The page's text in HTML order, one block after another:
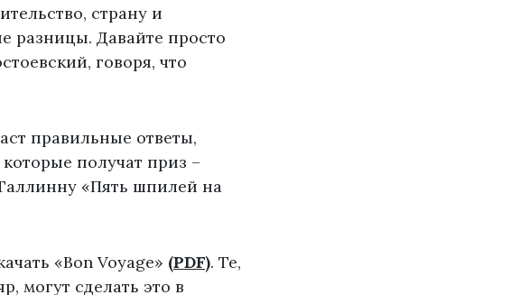
страну и
разницы. Давайте просто
говоря, что
правильные ответы,
получат приз –
«Пять шпилей на
«Bon Voyage» (PDF). Те,
могут сделать это в